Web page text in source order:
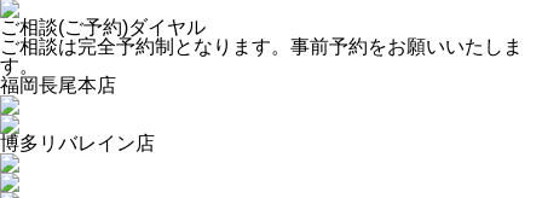
ご相談(ご予約)ダイヤル
ご相談は完全予約制となります。事前予約をお願いいたしま
す。
福岡長尾本店
博多リバレイン店